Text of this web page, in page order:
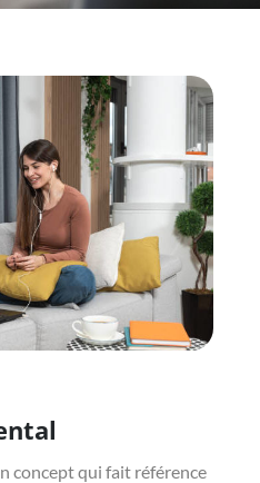
concept qui fait référence